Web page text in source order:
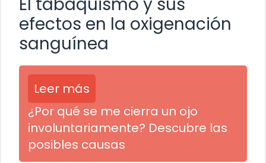
efectos en la oxigenación
sanguínea
Leer más
¿Por qué se me cierra un ojo
involuntariamente? Descubre las
posibles causas